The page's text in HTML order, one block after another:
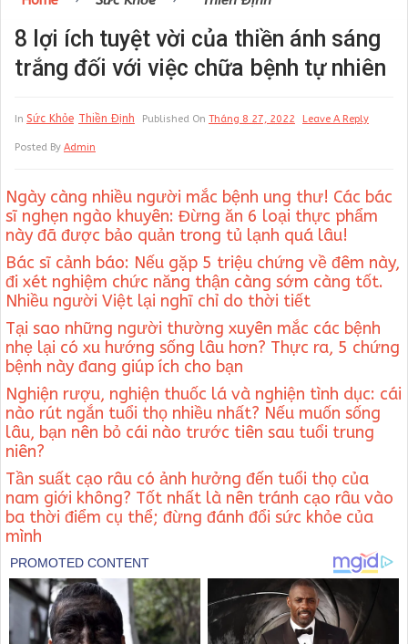
8 lợi ích tuyệt vời của thiền ánh sáng
trắng đối với việc chữa bệnh tự nhiên
In Sức Khỏe Thiền Định Published On Tháng 8 27, 2022 Leave A Reply
Posted By Admin
Ngày càng nhiều người mắc bệnh ung thư! Các bác
sĩ nghẹn ngào khuyên: Đừng ăn 6 loại thực phẩm
này đã được bảo quản trong tủ lạnh quá lâu!
Bác sĩ cảnh báo: Nếu gặp 5 triệu chứng về đêm này,
đi xét nghiệm chức năng thận càng sớm càng tốt.
Nhiều người Việt lại nghĩ chỉ do thời tiết
Tại sao những người thường xuyên mắc các bệnh
nhẹ lại có xu hướng sống lâu hơn? Thực ra, 5 chứng
bệnh này đang giúp ích cho bạn
Nghiện rượu, nghiện thuốc lá và nghiện tình dục: cái
nào rút ngắn tuổi thọ nhiều nhất? Nếu muốn sống
lâu, bạn nên bỏ cái nào trước tiên sau tuổi trung
niên?
Tần suất cạo râu có ảnh hưởng đến tuổi thọ của
nam giới không? Tốt nhất là nên tránh cạo râu vào
ba thời điểm cụ thể; đừng đánh đổi sức khỏe của
mình